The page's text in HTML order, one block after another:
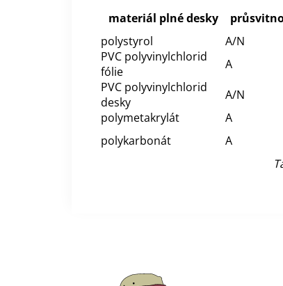
materiál plné desky
polystyrol
A/N
PVC polyvinylchlorid
fólie
A
PVC polyvinylchlorid
desky
A/N
polymetakrylát
A
polykarbonát
A